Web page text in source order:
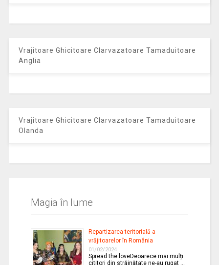
Vrajitoare Ghicitoare Clarvazatoare Tamaduitoare
Anglia
Vrajitoare Ghicitoare Clarvazatoare Tamaduitoare
Olanda
Magia în lume
Repartizarea teritorială a
vrăjitoarelor în România
01/02/2024
Spread the loveDeoarece mai mulți
cititori din străinătate ne-au rugat …